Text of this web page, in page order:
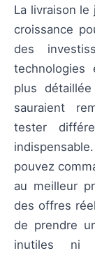
La livraison
croissance
des
plus
sauraient
tester
pouvez
au meilleur
des offres
de prendre
inutiles ni